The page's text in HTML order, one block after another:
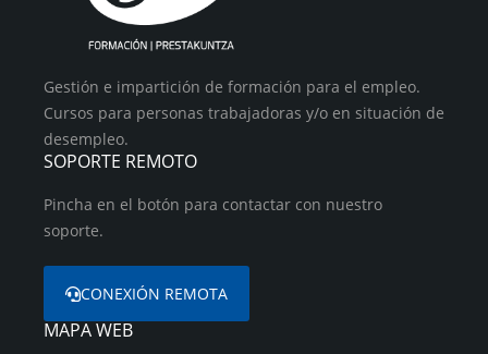
Gestión e impartición de formación para el empleo.
Cursos para personas trabajadoras y/o en situación de
desempleo.
SOPORTE REMOTO
Pincha en el botón para contactar con nuestro
soporte.
CONEXIÓN REMOTA
MAPA WEB